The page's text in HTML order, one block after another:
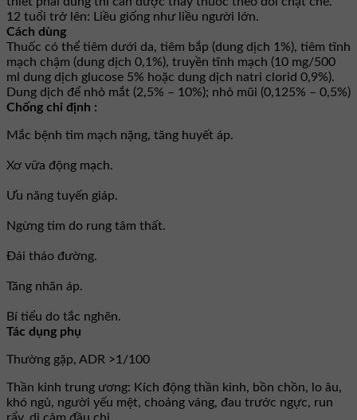
12 tuổi trở lên: Liều giống như liều người lớn.
Cách dùng
Thuốc có thể tiêm dưới da, tiêm bắp (dung dịch 1%), tiêm tĩnh
mạch chậm (dung dịch 0,1%), truyền tĩnh mạch (10 mg/500
ml dung dịch glucose 5% hoặc dung dịch natri clorid 0,9%).
Dung dịch để nhỏ mắt (2,5% – 10%); nhỏ mũi (0,125% – 0,5%)
Chống chỉ định :
Mắc bệnh tim mạch nặng, tăng huyết áp.
Xơ vữa động mạch.
Ưu năng tuyến giáp.
Ngừng tim do rung tâm thất.
Đái tháo đường.
Tăng nhãn áp.
Bí tiểu do tắc nghẽn.
Tác dụng phụ
Thường gặp, ADR >1/100
Thần kinh trung ương: Kích động thần kinh, bồn chồn, lo âu,
khó ngủ, người yếu mệt, choáng váng, đau trước ngực, run
rẩy, dị cảm đầu chi.